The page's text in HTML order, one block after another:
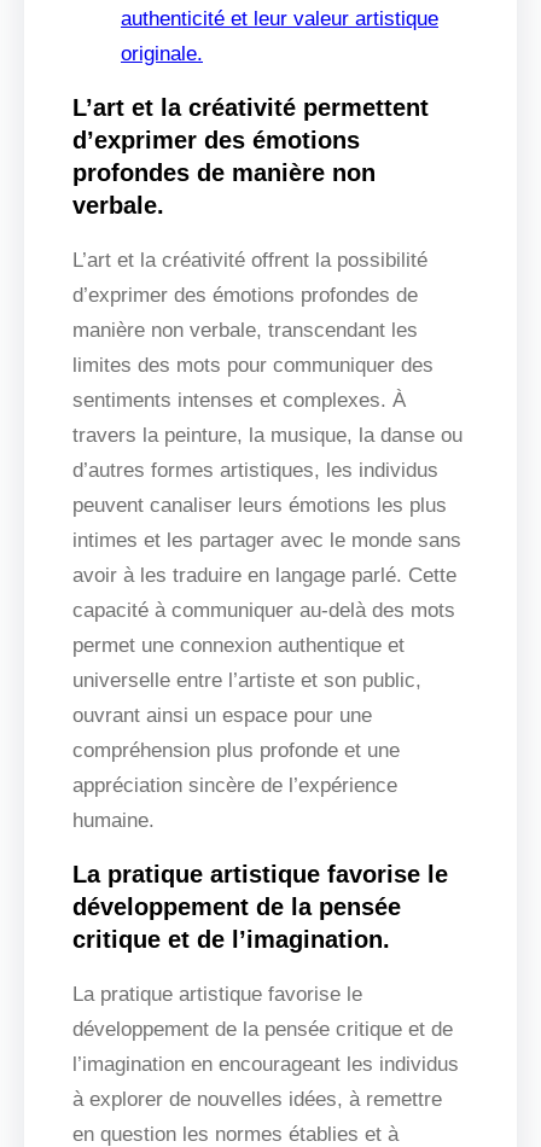
authenticité et leur valeur artistique
originale.
L’art et la créativité permettent
d’exprimer des émotions
profondes de manière non
verbale.
L’art et la créativité offrent la possibilité
d’exprimer des émotions profondes de
manière non verbale, transcendant les
limites des mots pour communiquer des
sentiments intenses et complexes. À
travers la peinture, la musique, la danse ou
d’autres formes artistiques, les individus
peuvent canaliser leurs émotions les plus
intimes et les partager avec le monde sans
avoir à les traduire en langage parlé. Cette
capacité à communiquer au-delà des mots
permet une connexion authentique et
universelle entre l’artiste et son public,
ouvrant ainsi un espace pour une
compréhension plus profonde et une
appréciation sincère de l’expérience
humaine.
La pratique artistique favorise le
développement de la pensée
critique et de l’imagination.
La pratique artistique favorise le
développement de la pensée critique et de
l’imagination en encourageant les individus
à explorer de nouvelles idées, à remettre
en question les normes établies et à